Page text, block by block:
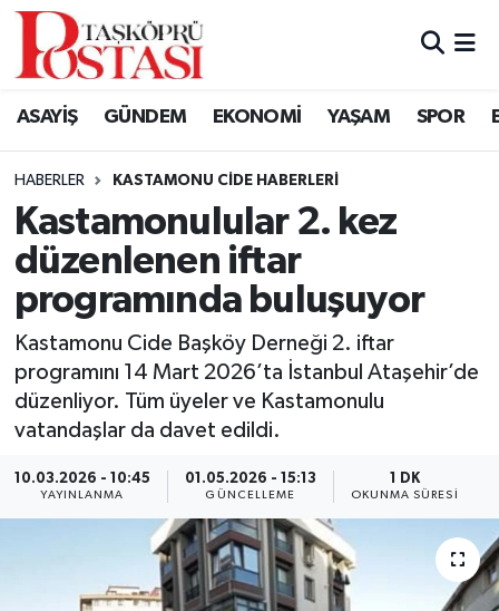
ASAYİŞ GÜNDEM EKONOMİ YAŞAM SPOR
HABERLER KASTAMONU CIDE HABERLERI
Kastamonulular 2. kez
düzenlenen iftar
programında buluşuyor
Kastamonu Cide Başköy Derneği 2. iftar
programını 14 Mart 2026’ta İstanbul Ataşehir’de
düzenliyor. Tüm üyeler ve Kastamonulu
vatandaşlar da davet edildi.
10.03.2026 - 10:45
YAYINLANMA
01.05.2026 - 15:13
GÜNCELLEME
1 DK
OKUNMA SÜRESI
Kastamonu Vefat Edenler
Araç Haberleri
Azdavay Haberleri
Bozkurt Haberleri
Çatalzeytin Haberleri
Cide Haberleri
Daday Haberleri
Devrekani Haberleri